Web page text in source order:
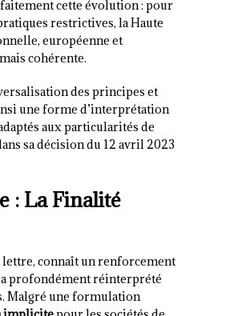
cette évolution : pour
restrictives, la Haute
européenne et
cohérente.
des principes et
une forme d’interprétation
aux particularités de
sa décision du 12 avril 2023
: La Finalité
lettre, connaît un renforcement
a profondément réinterprété
Malgré une formulation